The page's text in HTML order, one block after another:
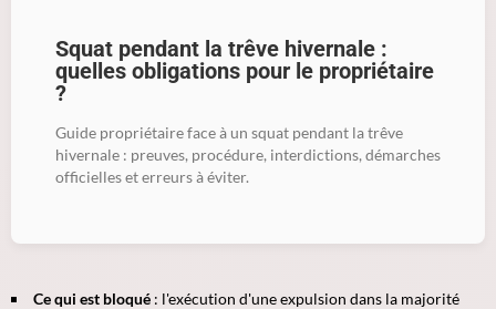
Squat pendant la trêve hivernale :
quelles obligations pour le propriétaire
?
Guide propriétaire face à un squat pendant la trêve
hivernale : preuves, procédure, interdictions, démarches
officielles et erreurs à éviter.
Ce qui est bloqué : l'exécution d'une expulsion dans la majorité